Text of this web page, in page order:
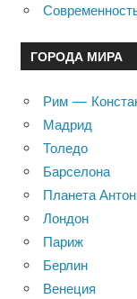
ГОРОДА МИРА
Рим —
Мадрид
Толедо
Барселона
Планета
Лондон
Париж
Берлин
Венеция